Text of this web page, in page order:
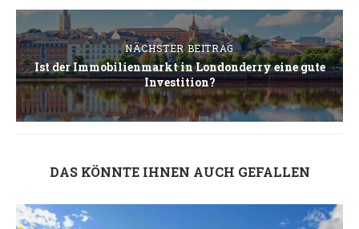
NÄCHSTER BEITRAG
Ist der Immobilienmarkt in Londonderry eine gute
Investition?
DAS KÖNNTE IHNEN AUCH GEFALLEN